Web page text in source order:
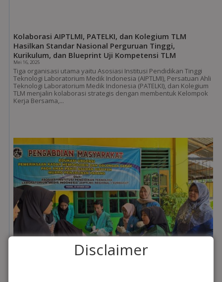
Kolaborasi AIPTLMI, PATELKI, dan Kolegium TLM
Hasilkan Standar Nasional Perguruan Tinggi,
Kurikulum, dan Blueprint Uji Kompetensi TLM
Mei 16, 2025
Tiga organisasi utama yaitu Asosiasi Institusi Pendidikan Tinggi
Teknologi Laboratorium Medik Indonesia (AIPTLMI), Persatuan Ahli
Teknologi Laboratorium Medik Indonesia (PATELKI), dan Kolegium
TLM menjalin kolaborasi strategis dengan membentuk Kelompok
Kerja Bersama,...
Disclaimer